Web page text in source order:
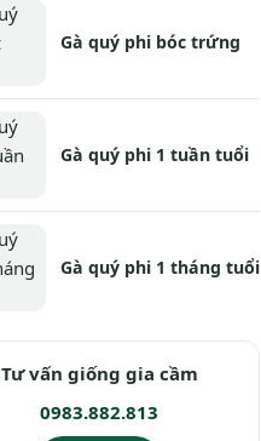
Gà quý phi bóc trứng
Gà quý phi 1 tuần tuổi
Gà quý phi 1 tháng tuổi
Tư vấn giống gia cầm
0983.882.813